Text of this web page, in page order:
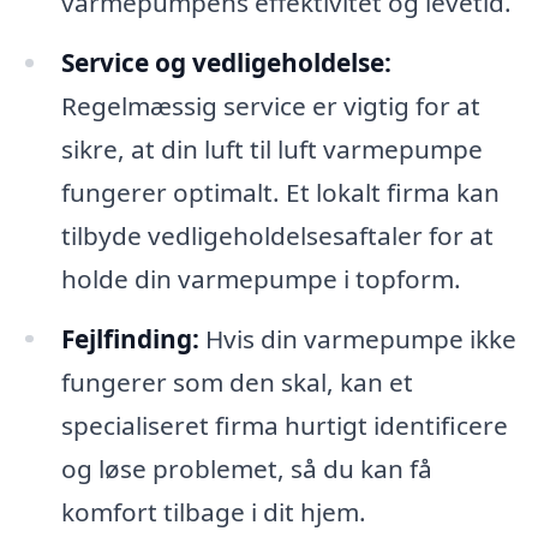
Service og vedligeholdelse:
Regelmæssig service er vigtig for at
sikre, at din luft til luft varmepumpe
fungerer optimalt. Et lokalt firma kan
tilbyde vedligeholdelsesaftaler for at
holde din varmepumpe i topform.
Fejlfinding: Hvis din varmepumpe ikke
fungerer som den skal, kan et
specialiseret firma hurtigt identificere
og løse problemet, så du kan få
komfort tilbage i dit hjem.